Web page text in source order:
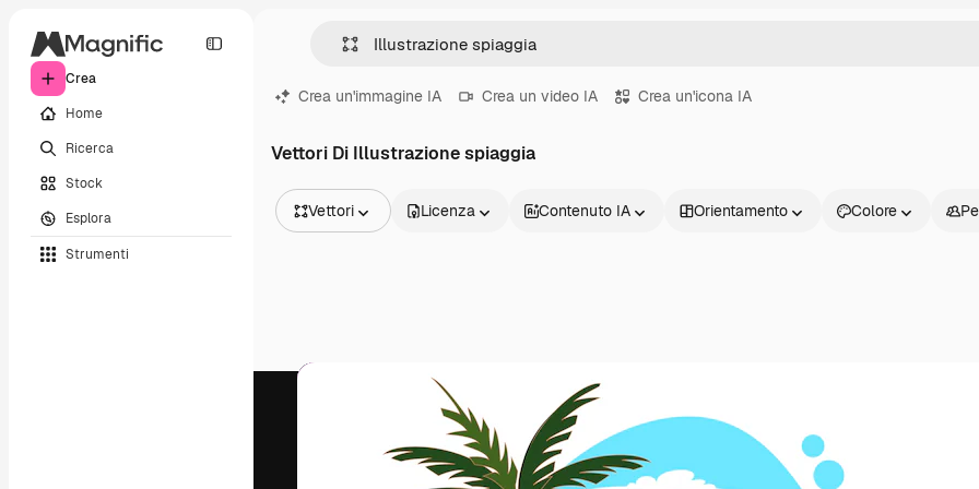
Crea
Home
Ricerca
Stock
Esplora
Strumenti
Crea un'immagine IA Crea un video IA Crea un'icona IA
Vettori Di Illustrazione spiaggia
Vettori
Video
Licenza Contenuto IA Orientamento Colore
Prodotti